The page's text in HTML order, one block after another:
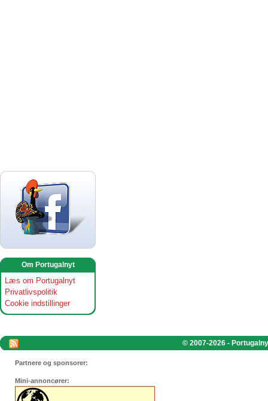
Om Portugalnyt
Læs om Portugalnyt
Privatlivspolitik
Cookie indstillinger
© 2007-2026 -
Partnere og sponsorer:
Mini-annoncører: